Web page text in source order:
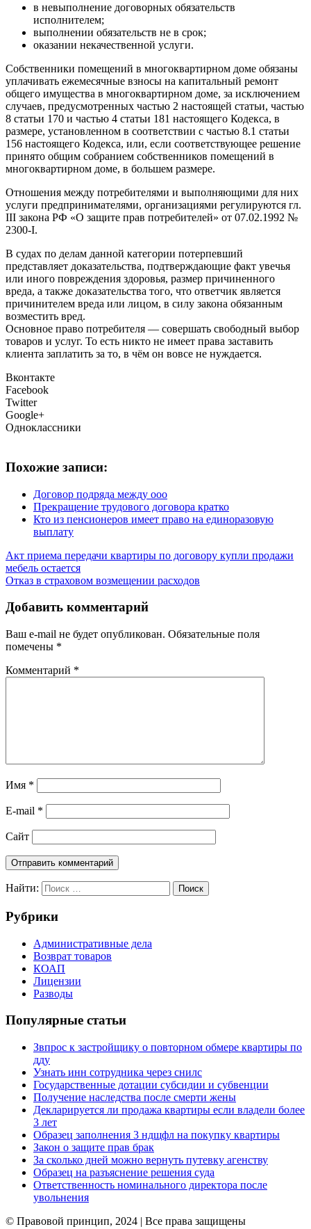
в невыполнение договорных обязательств
исполнителем;
выполнении обязательств не в срок;
оказании некачественной услуги.
Собственники помещений в многоквартирном доме обязаны
уплачивать ежемесячные взносы на капитальный ремонт
общего имущества в многоквартирном доме, за исключением
случаев, предусмотренных частью 2 настоящей статьи, частью
8 статьи 170 и частью 4 статьи 181 настоящего Кодекса, в
размере, установленном в соответствии с частью 8.1 статьи
156 настоящего Кодекса, или, если соответствующее решение
принято общим собранием собственников помещений в
многоквартирном доме, в большем размере.
Отношения между потребителями и выполняющими для них
услуги предпринимателями, организациями регулируются гл.
III закона РФ «О защите прав потребителей» от 07.02.1992 №
2300-I.
В судах по делам данной категории потерпевший
представляет доказательства, подтверждающие факт увечья
или иного повреждения здоровья, размер причиненного
вреда, а также доказательства того, что ответчик является
причинителем вреда или лицом, в силу закона обязанным
возместить вред.
Основное право потребителя — совершать свободный выбор
товаров и услуг. То есть никто не имеет права заставить
клиента заплатить за то, в чём он вовсе не нуждается.
Вконтакте
Facebook
Twitter
Google+
Одноклассники
Похожие записи:
Договор подряда между ооо
Прекращение трудового договора кратко
Кто из пенсионеров имеет право на единоразовую
выплату
Акт приема передачи квартиры по договору купли продажи
мебель остается
Отказ в страховом возмещении расходов
Добавить комментарий
Ваш e-mail не будет опубликован. Обязательные поля
помечены *
Комментарий *
Имя *
E-mail *
Сайт
Найти: Поиск
Рубрики
Административные дела
Возврат товаров
КОАП
Лицензии
Разводы
Популярные статьи
Звпрос к застройщику о повторном обмере квартиры по
дду
Узнать инн сотрудника через снилс
Государственные дотации субсидии и субвенции
Получение наследства после смерти жены
Декларируется ли продажа квартиры если владели более
3 лет
Образец заполнения 3 ндщфл на покупку квартиры
Закон о защите прав брак
За сколько дней можно вернуть путевку агенству
Образец на разъяснение решения суда
Ответственность номинального директора после
увольнения
© Правовой принцип, 2024 | Все права защищены